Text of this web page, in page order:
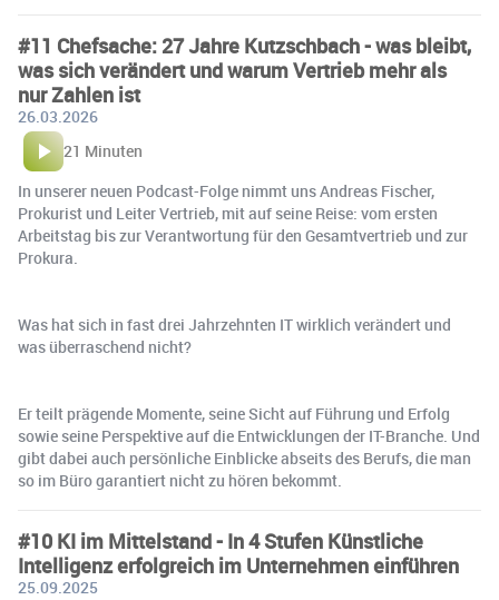
#11 Chefsache: 27 Jahre Kutzschbach - was bleibt,
was sich verändert und warum Vertrieb mehr als
nur Zahlen ist
26.03.2026
21 Minuten
In unserer neuen Podcast-Folge nimmt uns Andreas Fischer,
Prokurist und Leiter Vertrieb, mit auf seine Reise: vom ersten
Arbeitstag bis zur Verantwortung für den Gesamtvertrieb und zur
Prokura.
Was hat sich in fast drei Jahrzehnten IT wirklich verändert und
was überraschend nicht?
Er teilt prägende Momente, seine Sicht auf Führung und Erfolg
sowie seine Perspektive auf die Entwicklungen der IT-Branche. Und
gibt dabei auch persönliche Einblicke abseits des Berufs, die man
so im Büro garantiert nicht zu hören bekommt.
#10 KI im Mittelstand - In 4 Stufen Künstliche
Intelligenz erfolgreich im Unternehmen einführen
25.09.2025